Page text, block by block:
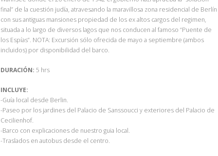
final” de la cuestión judía, atravesando la maravillosa zona residencial de Berlín
con sus antiguas mansiones propiedad de los ex altos cargos del regimen,
situada a lo largo de diversos lagos que nos conducen al famoso “Puente de
los Espías”. NOTA: Excursión sólo ofrecida de mayo a septiembre (ambos
incluidos) por disponibilidad del barco.
DURACIÓN: 5 hrs
INCLUYE:
-Guía local desde Berlin.
-Paseo por los jardines del Palacio de Sanssoucci y exteriores del Palacio de
Cecilienhof.
-Barco con explicaciones de nuestro guia local.
-Traslados en autobus desde el centro.